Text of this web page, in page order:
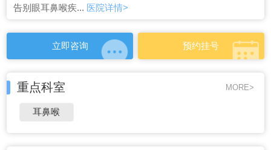
告别眼耳鼻喉疾... 医院详情>
立即咨询 预约挂号
重点科室 MORE>
耳鼻喉